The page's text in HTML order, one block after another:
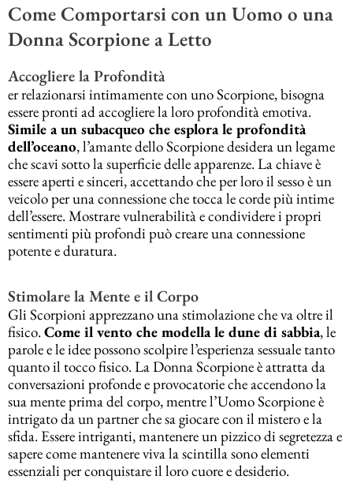
Come Comportarsi con un Uomo o una
Donna Scorpione a Letto
Accogliere la Profondità
er relazionarsi intimamente con uno Scorpione, bisogna
essere pronti ad accogliere la loro profondità emotiva.
Simile a un subacqueo che esplora le profondità
dell’oceano, l’amante dello Scorpione desidera un legame
che scavi sotto la superficie delle apparenze. La chiave è
essere aperti e sinceri, accettando che per loro il sesso è un
veicolo per una connessione che tocca le corde più intime
dell’essere. Mostrare vulnerabilità e condividere i propri
sentimenti più profondi può creare una connessione
potente e duratura.
Stimolare la Mente e il Corpo
Gli Scorpioni apprezzano una stimolazione che va oltre il
fisico.Come il vento che modella le dune di sabbia, le
parole e le idee possono scolpire l’esperienza sessuale tanto
quanto il tocco fisico. La Donna Scorpione è attratta da
conversazioni profonde e provocatorie che accendono la
sua mente prima del corpo, mentre l’Uomo Scorpione è
intrigato da un partner che sa giocare con il mistero e la
sfida. Essere intriganti, mantenere un pizzico di segretezza e
sapere come mantenere viva la scintilla sono elementi
essenziali per conquistare il loro cuore e desiderio.